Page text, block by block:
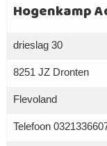
Hogenkamp
drieslag 30
8251 JZ Dronten
Flevoland
Telefoon